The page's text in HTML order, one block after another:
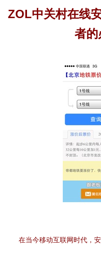
ZOL中关村在线
者的
在当今移动互联网时代，